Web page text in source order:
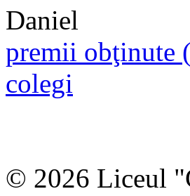
premii obţinute
colegi
© 2026 Liceul